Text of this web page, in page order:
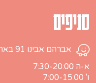
סניפים
אברהם אבינו 91 באר שבע
א-ה 7:30-20:00
ו' 7:00-15:00